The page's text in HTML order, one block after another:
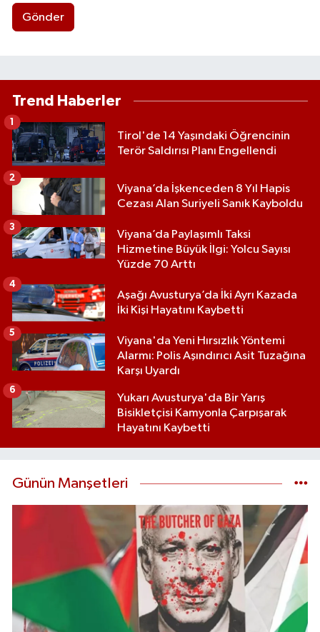
Gönder
Trend Haberler
Tirol'de 14 Yaşındaki Öğrencinin
Terör Saldırısı Planı Engellendi
1
Viyana’da İşkenceden 8 Yıl Hapis
Cezası Alan Suriyeli Sanık Kayboldu
2
Viyana’da Paylaşımlı Taksi
Hizmetine Büyük İlgi: Yolcu Sayısı
Yüzde 70 Arttı
3
Aşağı Avusturya’da İki Ayrı Kazada
İki Kişi Hayatını Kaybetti
4
Viyana'da Yeni Hırsızlık Yöntemi
Alarmı: Polis Aşındırıcı Asit Tuzağına
Karşı Uyardı
5
Yukarı Avusturya'da Bir Yarış
Bisikletçisi Kamyonla Çarpışarak
Hayatını Kaybetti
6
Günün Manşetleri